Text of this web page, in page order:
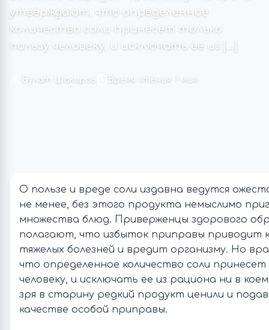
утверждают, что определенное
количество соли принесет только
пользу человеку, и исключать ее из […]
Булат Шакиров Время чтения: 1 мин
О пользе и вреде соли издавна ведутся
не менее, без этого продукта немыслимо
множества блюд. Приверженцы здорового
полагают, что избыток приправы приводит
тяжелых болезней и вредит организму. Но
что определенное количество соли принесет
человеку, и исключать ее из рациона ни в коем
зря в старину редкий продукт ценили и
качестве особой приправы.